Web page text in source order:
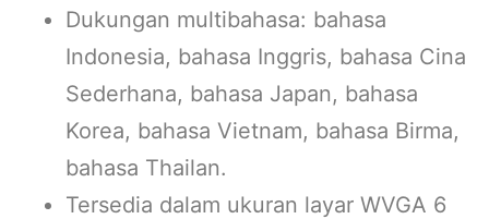
Dukungan multibahasa: bahasa
Indonesia, bahasa Inggris, bahasa Cina
Sederhana, bahasa Japan, bahasa
Korea, bahasa Vietnam, bahasa Birma,
bahasa Thailan.
Tersedia dalam ukuran layar WVGA 6